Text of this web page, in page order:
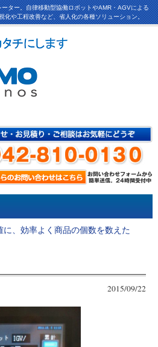
ター。自律移動型協働ロボットやAMR・AGVによる
化や工程改善など、省人化の各種ソリューション。
に、効率よく商品の個数を数えた
2015/09/22